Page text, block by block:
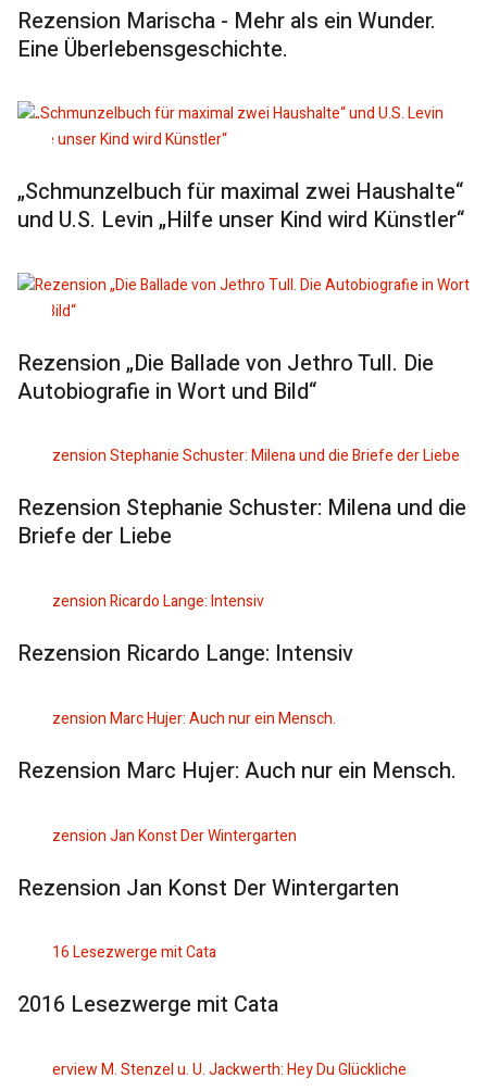
Rezension Marischa - Mehr als ein Wunder.
Eine Überlebensgeschichte.
„Schmunzelbuch für maximal zwei Haushalte“
und U.S. Levin „Hilfe unser Kind wird Künstler“
Rezension „Die Ballade von Jethro Tull. Die
Autobiografie in Wort und Bild“
Rezension Stephanie Schuster: Milena und die
Briefe der Liebe
Rezension Ricardo Lange: Intensiv
Rezension Marc Hujer: Auch nur ein Mensch.
Rezension Jan Konst Der Wintergarten
2016 Lesezwerge mit Cata